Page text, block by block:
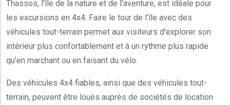
Thassos, l'île de la nature et de l'aventure, est idéale pour
les excursions en 4x4. Faire le tour de l'île avec des
véhicules tout-terrain permet aux visiteurs d'explorer son
intérieur plus confortablement et à un rythme plus rapide
qu'en marchant ou en faisant du vélo.
Des véhicules 4x4 fiables, ainsi que des véhicules tout-
terrain, peuvent être loués auprès de sociétés de location